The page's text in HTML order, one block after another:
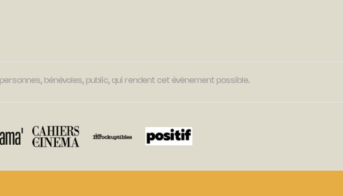
bénévoles, public, qui rendent cet évènement possible.